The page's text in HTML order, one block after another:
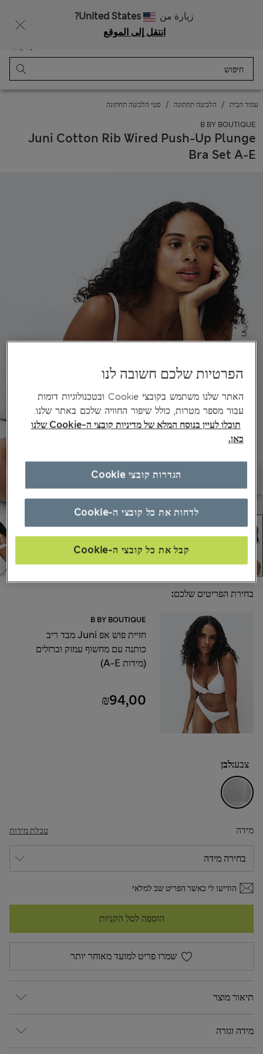
زيارة من
United States?
انتقل إلى الموقع
סל קניות
עמוד הבית הלבשה תחתונה סטי הלבשה תחתונה
B BY BOUTIQUE
Juni Cotton Rib Wired Push-Up Plunge
Bra Set A-E
בחירת הפריטים שלכם:
B BY BOUTIQUE
חזיית פוש אפ Juni מבד ריב
כותנה עם מחשוף עמוק וברזלים
(מידות A-E)
₪94,00
צבע:לבן
מידה טבלת מידות
הודיעו לי כאשר הפריט שב למלאי
הוספה לסל הקניות
שמרו פריט למועד מאוחר יותר
תיאור מוצר
מידה וגזרה
הפרטיות שלכם חשובה לנו
האתר שלנו משתמש בקובצי Cookie ובטכנולוגיות דומות
עבור מספר מטרות, כולל שיפור החוויה שלכם באתר שלנו.
תוכלו לעיין בנוסח המלא של מדיניות קובצי ה-Cookie שלנו
כאן.
לדחות את כל קובצי ה-Cookie
קבל את כל קובצי ה-Cookie
הגדרות קובצי Cookie